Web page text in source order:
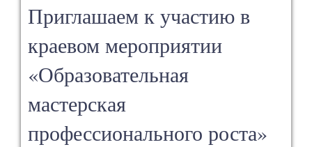
Приглашаем к участию в
краевом мероприятии
«Образовательная
мастерская
профессионального роста»